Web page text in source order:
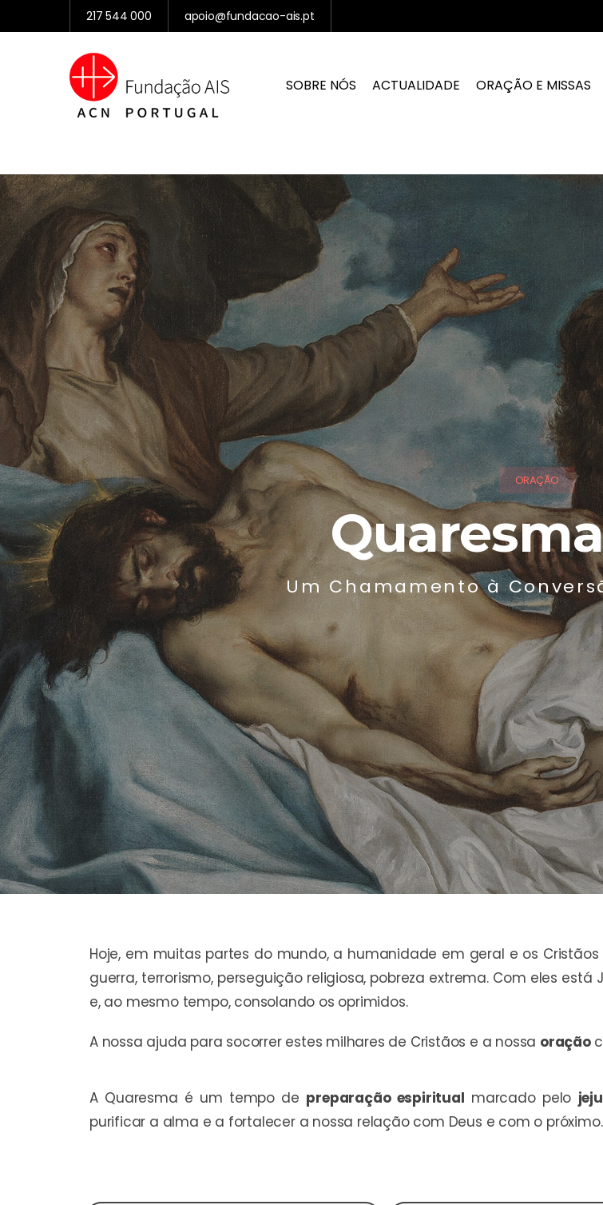
217 544 000 apoio@fundacao-ais.pt
SOBRE NÓS ACTUALIDADE ORAÇÃO E MISSAS
ORAÇÃO
Um Chamamento à
Hoje, em muitas partes do mundo, a humanidade em geral e os
guerra, terrorismo, perseguição religiosa, pobreza extrema. Com eles
e, ao mesmo tempo, consolando os oprimidos.
A nossa ajuda para socorrer estes milhares de Cristãos e a nossa oração
A Quaresma é um tempo de preparação espiritual marcado pelo
purificar a alma e a fortalecer a nossa relação com Deus e com o próximo.